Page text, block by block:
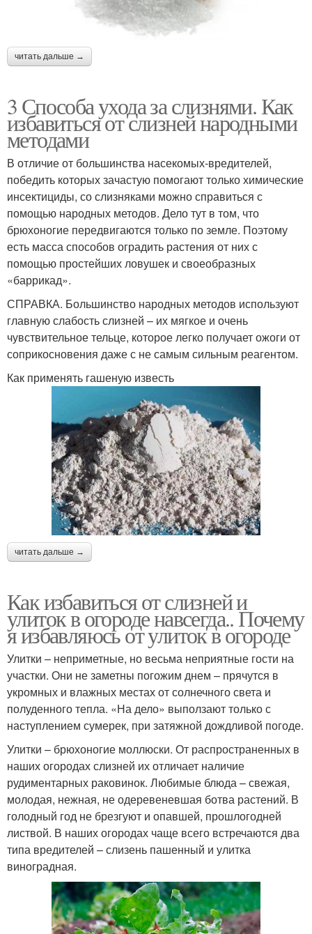
читать дальше →
3 Способа ухода за слизнями. Как
избавиться от слизней народными
методами
В отличие от большинства насекомых-вредителей,
победить которых зачастую помогают только химические
инсектициды, со слизняками можно справиться с
помощью народных методов. Дело тут в том, что
брюхоногие передвигаются только по земле. Поэтому
есть масса способов оградить растения от них с
помощью простейших ловушек и своеобразных
«баррикад».
СПРАВКА. Большинство народных методов используют
главную слабость слизней – их мягкое и очень
чувствительное тельце, которое легко получает ожоги от
соприкосновения даже с не самым сильным реагентом.
Как применять гашеную известь
читать дальше →
Как избавиться от слизней и
улиток в огороде навсегда.. Почему
я избавляюсь от улиток в огороде
Улитки – неприметные, но весьма неприятные гости на
участки. Они не заметны погожим днем – прячутся в
укромных и влажных местах от солнечного света и
полуденного тепла. «На дело» выползают только с
наступлением сумерек, при затяжной дождливой погоде.
Улитки – брюхоногие моллюски. От распространенных в
наших огородах слизней их отличает наличие
рудиментарных раковинок. Любимые блюда – свежая,
молодая, нежная, не одеревеневшая ботва растений. В
голодный год не брезгуют и опавшей, прошлогодней
листвой. В наших огородах чаще всего встречаются два
типа вредителей – слизень пашенный и улитка
виноградная.